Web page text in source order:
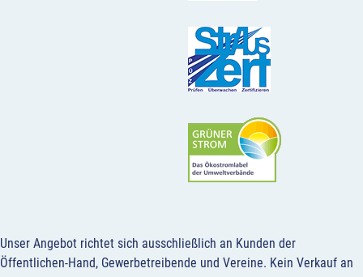
Unser Angebot richtet sich ausschließlich an Kunden der
Öffentlichen-Hand, Gewerbetreibende und Vereine. Kein Verkauf an